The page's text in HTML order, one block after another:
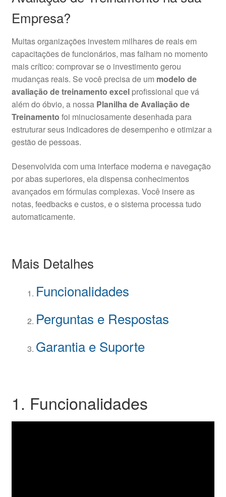
Empresa?
Muitas organizações investem milhares de reais em
capacitações de funcionários, mas falham no momento
mais crítico: comprovar se o investimento gerou
mudanças reais. Se você precisa de um modelo de
avaliação de treinamento excelprofissional que vá
além do óbvio, a nossa Planilha de Avaliação de
Treinamento foi minuciosamente desenhada para
estruturar seus indicadores de desempenho e otimizar a
gestão de pessoas.
Desenvolvida com uma interface moderna e navegação
por abas superiores, ela dispensa conhecimentos
avançados em fórmulas complexas. Você insere as
notas, feedbacks e custos, e o sistema processa tudo
automaticamente.
Mais Detalhes
Funcionalidades
Perguntas e Respostas
Garantia e Suporte
1. Funcionalidades